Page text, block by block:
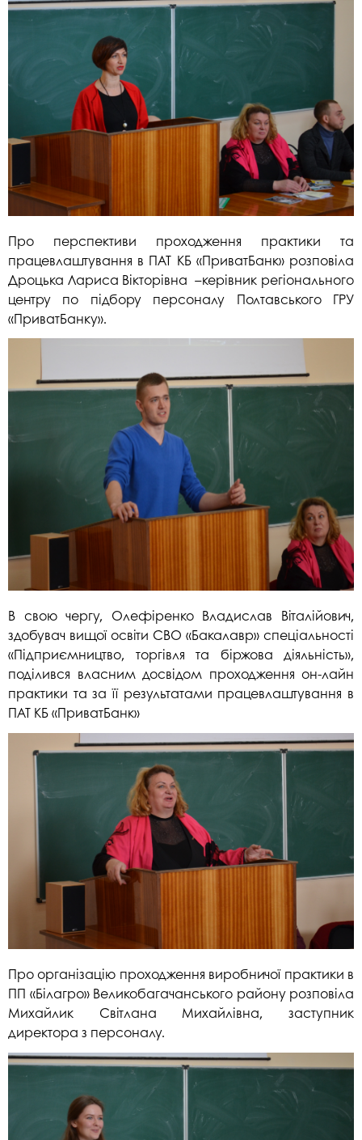
Про перспективи проходження практики та
працевлаштування в ПАТ КБ «ПриватБанк» розповіла
Дроцька Лариса Вікторівна –керівник регіонального
центру по підбору персоналу Полтавського ГРУ
«ПриватБанку».
В свою чергу, Олефіренко Владислав Віталійович,
здобувач вищої освіти СВО «Бакалавр» спеціальності
«Підприємництво, торгівля та біржова діяльність»,
поділився власним досвідом проходження он-лайн
практики та за її результатами працевлаштування в
ПАТ КБ «ПриватБанк»
Про організацію проходження виробничої практики в
ПП «Білагро» Великобагачанського району розповіла
Михайлик Світлана Михайлівна, заступник
директора з персоналу.